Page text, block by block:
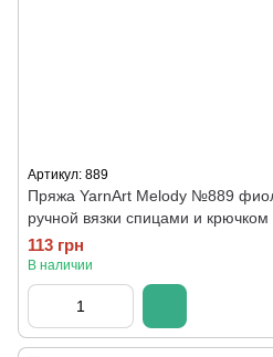
Артикул: 889
Пряжа YarnArt Melody №889
ручной вязки спицами и крючком
113 грн
В наличии